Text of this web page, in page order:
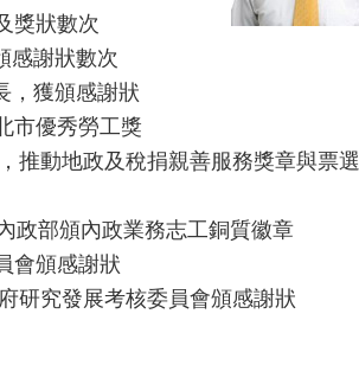
獎狀數次
感謝狀數次
，獲頒感謝狀
市優秀勞工獎
推動地政及稅捐親善服務獎章與票選
政部頒內政業務志工銅質徽章
會頒感謝狀
研究發展考核委員會頒感謝狀